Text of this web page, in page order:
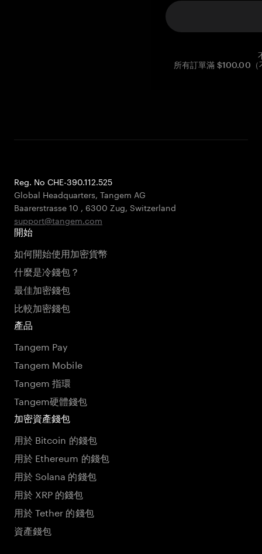
所有訂單滿 $100.00（
Reg. No CHE-390.112.525
Global Headquarters, Tangem AG
Baarerstrasse 10 , 6300 Zug, Switzerland
support@tangem.com
開始
如何開始使用加密貨幣
什麼是冷錢包？
最佳加密錢包
比較加密錢包
產品
Tangem Pay
Tangem Mobile
Tangem 指環
Tangem硬體錢包
加密資產錢包
用於 Bitcoin 的錢包
用於 Ethereum 的錢包
用於 Solana 的錢包
用於 XRP 的錢包
用於 Tether 的錢包
資產錢包